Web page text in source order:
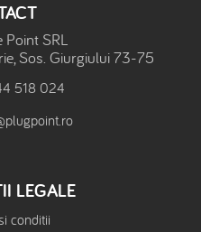
Point SRL
Sos. Giurgiului 73-75
518 024
LEGALE
conditii